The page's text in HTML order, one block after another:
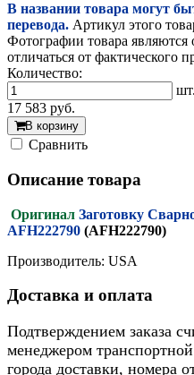
В названии товара могут
перевода. Артикул этого
Фотографии товара
отличаться от фактического
Количество:
шт.
17 583 руб.
В корзину
Cравнить
Описание товара
Оригинал Заготовку
AFH222790 (AFH222790)
Производитель: USA
Доставка и оплата
Подтверждением заказа
менеджером
города доставки, номера